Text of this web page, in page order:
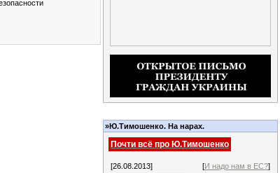
»Ю.Тимошенко. На нарах.
Почти всё про Ю.Тимошенко
[26.08.2013] [И надо нам в ЕС?]